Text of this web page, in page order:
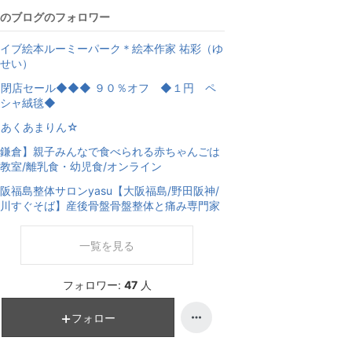
ブログのフォロワー
ブ絵本ルーミーパーク＊絵本作家 祐彩（ゆ
い）
店セール◆◆◆ ９０％オフ ◆１円 ペ
シャ絨毯◆
くあまりん☆
鎌倉】親子みんなで食べられる赤ちゃんごは
室/離乳食・幼児食/オンライン
福島整体サロンyasu【大阪福島/野田阪神/
すぐそば】産後骨盤骨盤整体と痛み専門家
一覧を見る
フォロワー: 47 人
フォロー